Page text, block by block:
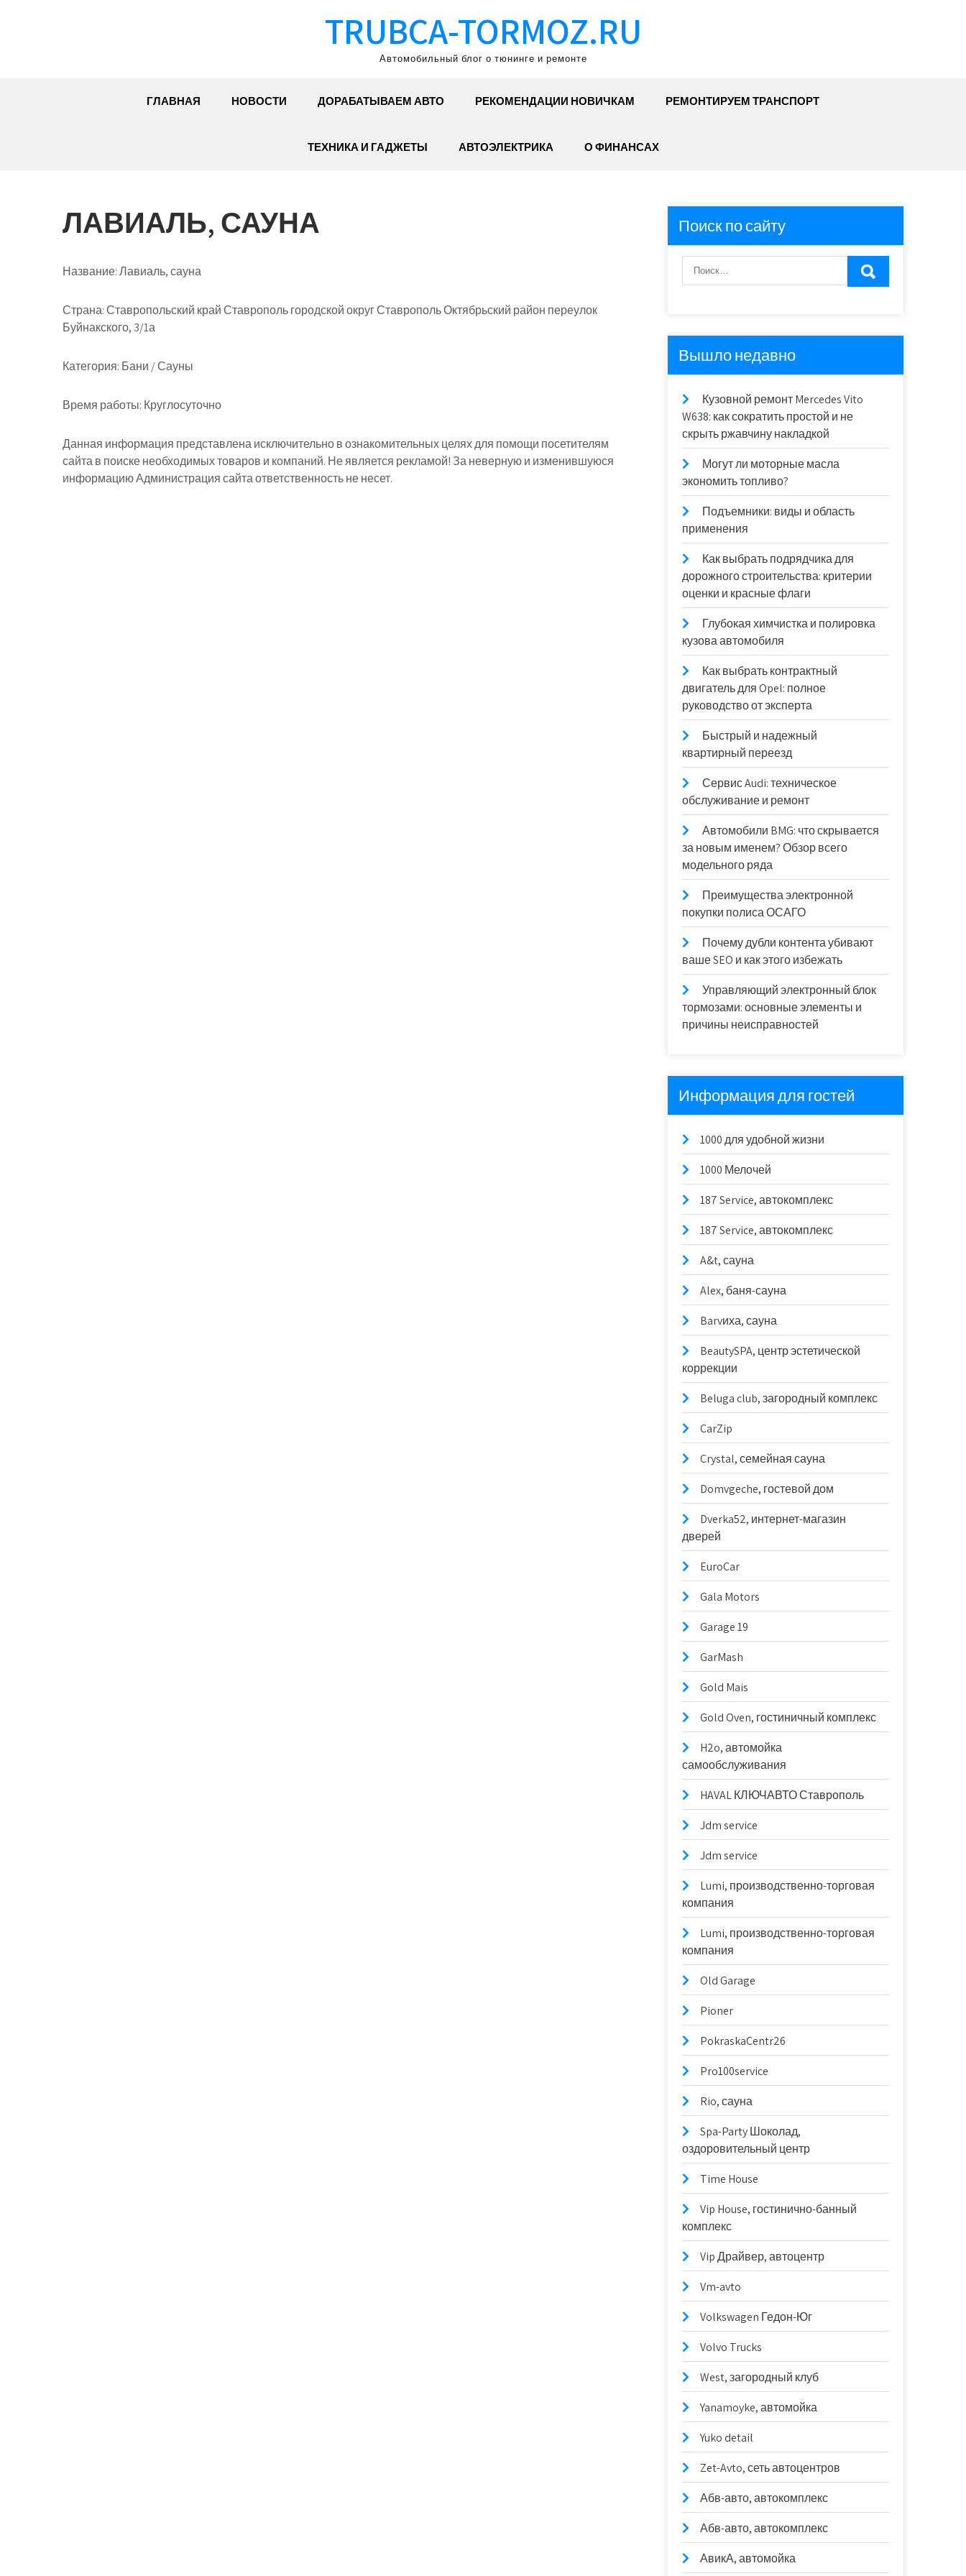
TRUBCA-TORMOZ.RU
Автомобильный блог о тюнинге и ремонте
ГЛАВНАЯ НОВОСТИ ДОРАБАТЫВАЕМ АВТО РЕКОМЕНДАЦИИ НОВИЧКАМ РЕМОНТИРУЕМ ТРАНСПОРТ
ТЕХНИКА И ГАДЖЕТЫ АВТОЭЛЕКТРИКА О ФИНАНСАХ
ЛАВИАЛЬ, САУНА
Название:Лавиаль, сауна
Страна:Ставропольский край Ставрополь городской округ Ставрополь Октябрьский район переулок
Буйнакского, 3/1а
Категория: Бани / Сауны
Время работы: Круглосуточно
Данная информация представлена исключительно в ознакомительных целях для помощи посетителям
сайта в поиске необходимых товаров и компаний. Не является рекламой! За неверную и изменившуюся
информацию Администрация сайта ответственность не несет.
Поиск по сайту
Вышло недавно
Кузовной ремонт Mercedes Vito
W638: как сократить простой и не
скрыть ржавчину накладкой
Могут ли моторные масла
экономить топливо?
Подъемники: виды и область
применения
Как выбрать подрядчика для
дорожного строительства: критерии
оценки и красные флаги
Глубокая химчистка и полировка
кузова автомобиля
Как выбрать контрактный
двигатель для Opel: полное
руководство от эксперта
Быстрый и надежный
квартирный переезд
Сервис Audi: техническое
обслуживание и ремонт
Автомобили BMG: что скрывается
за новым именем? Обзор всего
модельного ряда
Преимущества электронной
покупки полиса ОСАГО
Почему дубли контента убивают
ваше SEO и как этого избежать
Управляющий электронный блок
тормозами: основные элементы и
причины неисправностей
Информация для гостей
1000 для удобной жизни
1000 Мелочей
187 Service, автокомплекс
187 Service, автокомплекс
A&t, сауна
Alex, баня-сауна
Barvиха, сауна
BeautySPA, центр эстетической
коррекции
Beluga club, загородный комплекс
CarZip
Crystal, семейная сауна
Domvgeche, гостевой дом
Dverka52, интернет-магазин
дверей
EuroCar
Gala Motors
Garage 19
GarMash
Gold Mais
Gold Oven, гостиничный комплекс
H2o, автомойка
самообслуживания
HAVAL КЛЮЧАВТО Ставрополь
Jdm service
Jdm service
Lumi, производственно-торговая
компания
Lumi, производственно-торговая
компания
Old Garage
Pioner
PokraskaCentr26
Pro100service
Rio, сауна
Spa-Party Шоколад,
оздоровительный центр
Time House
Vip House, гостинично-банный
комплекс
Vip Драйвер, автоцентр
Vm-avto
Volkswagen Гедон-Юг
Volvo Trucks
West, загородный клуб
Yanamoyke, автомойка
Yuko detail
Zet-Avto, сеть автоцентров
Абв-авто, автокомплекс
Абв-авто, автокомплекс
АвикА, автомойка